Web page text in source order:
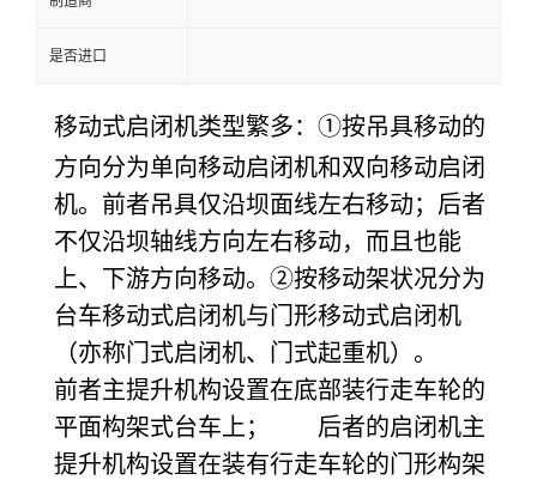
是否进口
移动式启闭机类型繁多： ①按吊具移动的
方向分为单向移动启闭机和双向移动启闭
机。前者吊具仅沿坝面线左右移动；后者
不仅沿坝轴线方向左右移动，而且也能
上、下游方向移动。 ②按移动架状况分为
台车移动式启闭机与门形移动式启闭机
（亦称门式启闭机、门式起重机）。
前者主提升机构设置在底部装行走车轮的
平面构架式台车上； 后者的启闭机主
提升机构设置在装有行走车轮的门形构架